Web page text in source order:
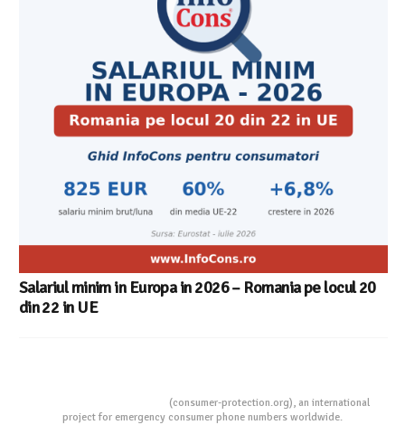
Salariul minim in Europa in 2026 – Romania pe locul 20
din 22 in UE
(consumer-protection.org), an international
project for emergency consumer phone numbers worldwide.